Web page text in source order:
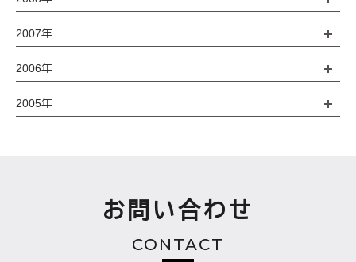
2007年
2006年
2005年
お問い合わせ
CONTACT